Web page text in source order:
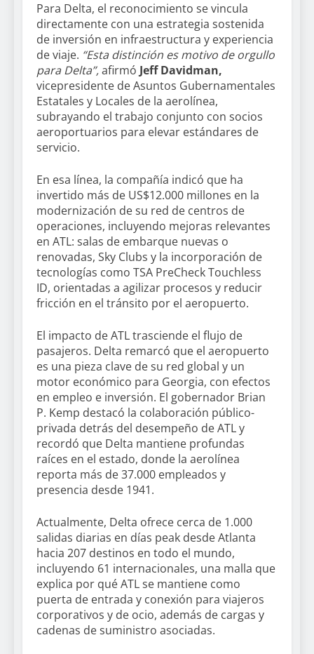
Para Delta, el reconocimiento se vincula
directamente con una estrategia sostenida
de inversión en infraestructura y experiencia
de viaje. “Esta distinción es motivo de orgullo
para Delta”,afirmó Jeff Davidman,
vicepresidente de Asuntos Gubernamentales
Estatales y Locales de la aerolínea,
subrayando el trabajo conjunto con socios
aeroportuarios para elevar estándares de
servicio.
En esa línea, la compañía indicó que ha
invertido más de US$12.000 millones en la
modernización de su red de centros de
operaciones, incluyendo mejoras relevantes
en ATL: salas de embarque nuevas o
renovadas, Sky Clubs y la incorporación de
tecnologías como TSA PreCheck Touchless
ID, orientadas a agilizar procesos y reducir
fricción en el tránsito por el aeropuerto.
El impacto de ATL trasciende el flujo de
pasajeros. Delta remarcó que el aeropuerto
es una pieza clave de su red global y un
motor económico para Georgia, con efectos
en empleo e inversión. El gobernador Brian
P. Kemp destacó la colaboración público-
privada detrás del desempeño de ATL y
recordó que Delta mantiene profundas
raíces en el estado, donde la aerolínea
reporta más de 37.000 empleados y
presencia desde 1941.
Actualmente, Delta ofrece cerca de 1.000
salidas diarias en días peak desde Atlanta
hacia 207 destinos en todo el mundo,
incluyendo 61 internacionales, una malla que
explica por qué ATL se mantiene como
puerta de entrada y conexión para viajeros
corporativos y de ocio, además de cargas y
cadenas de suministro asociadas.